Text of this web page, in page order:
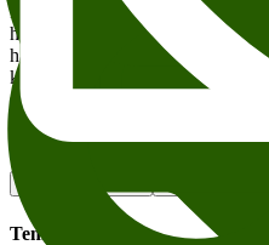
Hvem er Billy Abbott? Hva er det
hevder at dette er en av Irvings
har John Irving skrevet inn en
kan man høre mer om når Irving
samtale på Litteraturhuset denne
Wergeland Litteraturhuset John
Tema: